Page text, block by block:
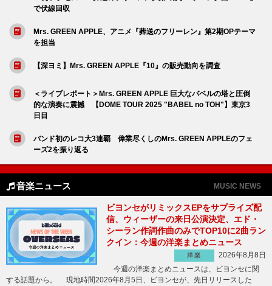
で伏線回収
Mrs. GREEN APPLE、アニメ『葬送のフリーレン』第2期OPテーマ
を担当
【深ヨミ】Mrs. GREEN APPLE『10』の販売動向を調査
＜ライブレポート＞Mrs. GREEN APPLE 巨大なバベルの塔と圧倒
的な演奏に震撼 【DOME TOUR 2025 "BABEL no TOH"】東京3
日目
バンド初のレコ大3連覇 偉業尽くしのMrs. GREEN APPLEのフェ
ーズ2を振り返る
音楽ニュース MUSIC NEWS
ビヨンセがリミックスEPをサプライズ配
信、ウィーザーの来日公演決定、エド・
シーラン作詞作曲のみでTOP10に2曲ラン
クイン：今週の洋楽まとめニュース
洋楽
2026年8月8日
今週の洋楽まとめニュースは、ビヨンセに関
する話題から。 現地時間2026年8月5日、ビヨンセが、先日リリースした